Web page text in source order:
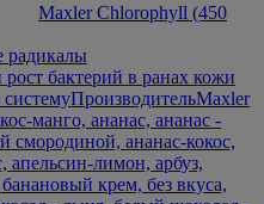
Maxler Chlorophyll (450
радикалы
бактерий в ранах кожи
ПроизводительMaxler
манго, ананас, ананас -
смородиной, ананас-кокос,
апельсин-лимон, арбуз,
крем, без вкуса,